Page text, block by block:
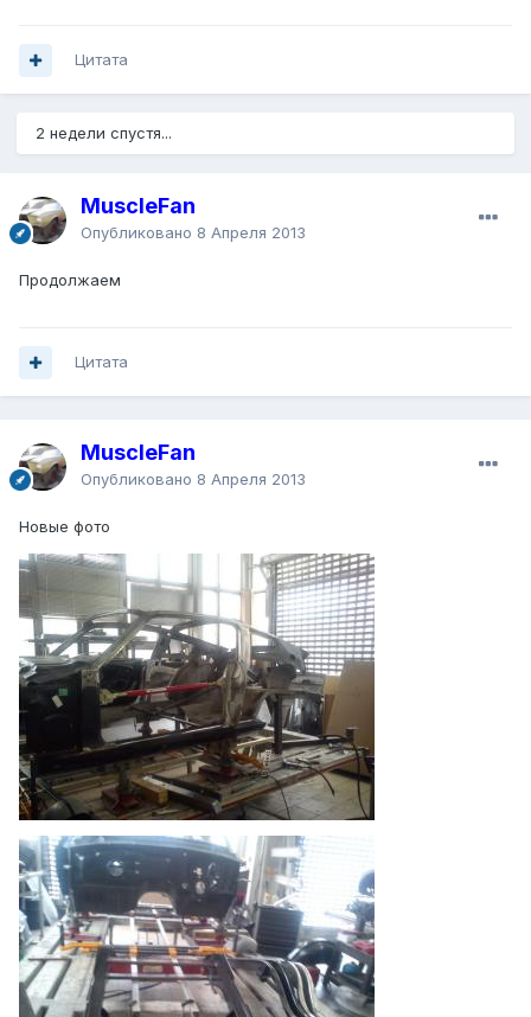
Цитата
2 недели спустя...
MuscleFan
Опубликовано 8 Апреля 2013
Продолжаем
Цитата
MuscleFan
Опубликовано 8 Апреля 2013
Новые фото